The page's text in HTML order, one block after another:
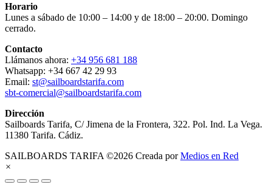
Horario
Lunes a sábado de 10:00 – 14:00 y de 18:00 – 20:00. Domingo
cerrado.
Contacto
Llámanos ahora: +34 956 681 188
Whatsapp: +34 667 42 29 93
Email: st@sailboardstarifa.com
sbt-comercial@sailboardstarifa.com
Dirección
Sailboards Tarifa, C/ Jimena de la Frontera, 322. Pol. Ind. La Vega.
11380 Tarifa. Cádiz.
SAILBOARDS TARIFA ©2026 Creada porMedios en Red
×